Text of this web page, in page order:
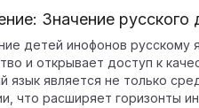
Значение русского
детей инофонов русскому
и открывает доступ к
язык является не только
что расширяет горизонты